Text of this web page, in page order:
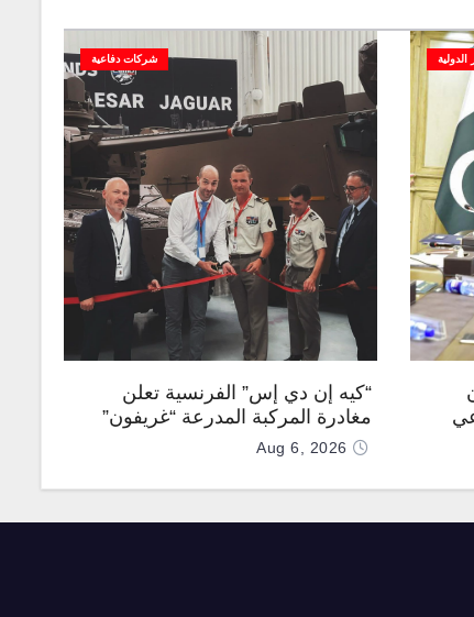
الدولية شركات دفاعية
“كيه إن دي إس” الفرنسية تعلن
مغادرة المركبة المدرعة “غريفون”
رقم 1000 لخط الإنتاجAug 6, 2026